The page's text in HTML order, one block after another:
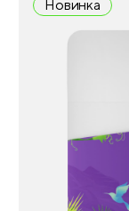
Новинка